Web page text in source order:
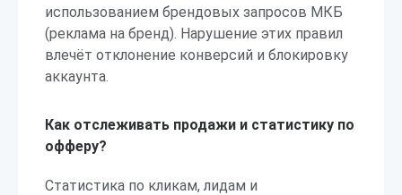
использованием брендовых запросов МКБ
(реклама на бренд). Нарушение этих правил
влечёт отклонение конверсий и блокировку
аккаунта.
Как отслеживать продажи и статистику по
офферу?
Статистика по кликам, лидам и